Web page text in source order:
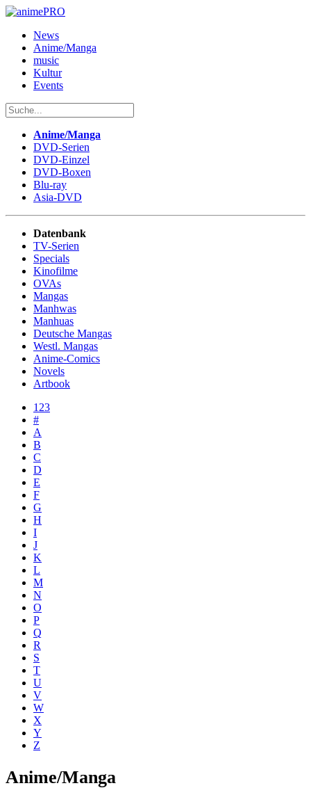
News
Anime/Manga
music
Kultur
Events
Anime/Manga
DVD-Serien
DVD-Einzel
DVD-Boxen
Blu-ray
Asia-DVD
Datenbank
TV-Serien
Specials
Kinofilme
OVAs
Mangas
Manhwas
Manhuas
Deutsche Mangas
Westl. Mangas
Anime-Comics
Novels
Artbook
123
#
A
B
C
D
E
F
G
H
I
J
K
L
M
N
O
P
Q
R
S
T
U
V
W
X
Y
Z
Anime/Manga